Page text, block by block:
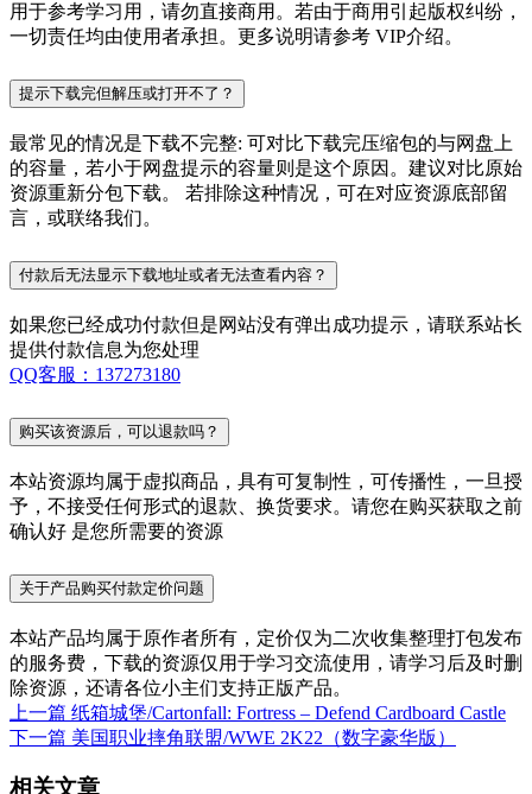
用于参考学习用，请勿直接商用。若由于商用引起版权纠纷，
一切责任均由使用者承担。更多说明请参考 VIP介绍。
提示下载完但解压或打开不了？
最常见的情况是下载不完整: 可对比下载完压缩包的与网盘上
的容量，若小于网盘提示的容量则是这个原因。建议对比原始
资源重新分包下载。 若排除这种情况，可在对应资源底部留
言，或联络我们。
付款后无法显示下载地址或者无法查看内容？
如果您已经成功付款但是网站没有弹出成功提示，请联系站长
提供付款信息为您处理
QQ客服：137273180
购买该资源后，可以退款吗？
本站资源均属于虚拟商品，具有可复制性，可传播性，一旦授
予，不接受任何形式的退款、换货要求。请您在购买获取之前
确认好 是您所需要的资源
关于产品购买付款定价问题
本站产品均属于原作者所有，定价仅为二次收集整理打包发布
的服务费，下载的资源仅用于学习交流使用，请学习后及时删
除资源，还请各位小主们支持正版产品。
上一篇 纸箱城堡/Cartonfall: Fortress – Defend Cardboard Castle
下一篇 美国职业摔角联盟/WWE 2K22（数字豪华版）
相关文章